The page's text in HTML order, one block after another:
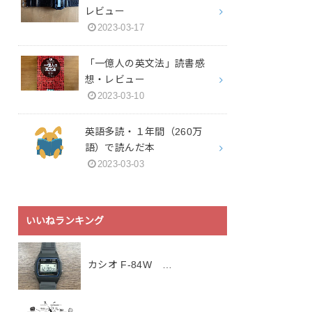
レビュー
2023-03-17
「一億人の英文法」読書感
想・レビュー
2023-03-10
英語多読・１年間（260万
語）で読んだ本
2023-03-03
いいねランキング
カシオ F-84W …